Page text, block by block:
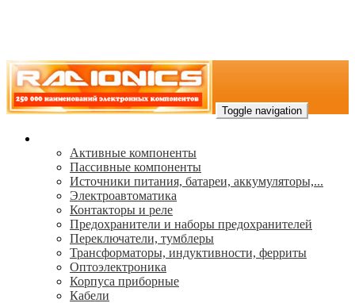
Toggle navigation
Активные компоненты
Пассивные компоненты
Источники питания, батареи, аккумуляторы,...
Электроавтоматика
Контакторы и реле
Предохранители и наборы предохранителей
Переключатели, тумблеры
Трансформаторы, индуктивности, ферриты
Oптоэлектроника
Корпуса приборные
Кабели